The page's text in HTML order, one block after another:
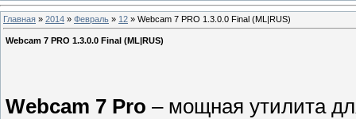
Главная » 2014 » Февраль » 12 » Webcam 7 PRO 1.3.0.0 Final (ML|RUS)
Webcam 7 PRO 1.3.0.0 Final (ML|RUS)
Webcam 7 Pro – мощная утилита